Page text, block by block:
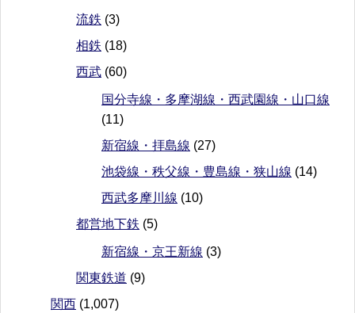
流鉄 (3)
相鉄 (18)
西武 (60)
国分寺線・多摩湖線・西武園線・山口線
(11)
新宿線・拝島線 (27)
池袋線・秩父線・豊島線・狭山線 (14)
西武多摩川線 (10)
都営地下鉄 (5)
新宿線・京王新線 (3)
関東鉄道 (9)
関西 (1,007)